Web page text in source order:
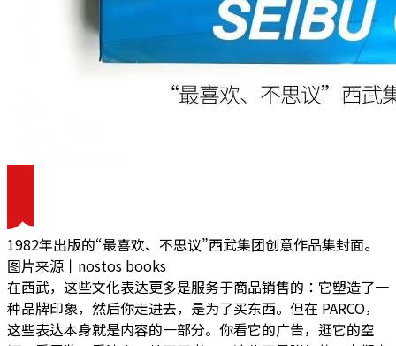
1982年出版的“最喜欢、不思议”西武集团创意作品集封面。
图片来源丨nostos books
在西武，这些文化表达更多是服务于商品销售的：它塑造了一
种品牌印象，然后你走进去，是为了买东西。但在 PARCO，
这些表达本身就是内容的一部分。你看它的广告，逛它的空